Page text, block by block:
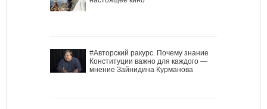
#Авторский ракурс. Почему знание
Конституции важно для каждого —
мнение Зайнидина Курманова